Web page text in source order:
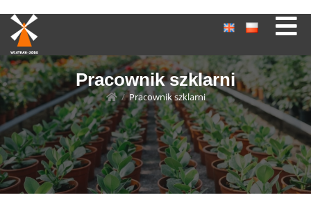
Pracownik szklarni
/ Pracownik szklarni